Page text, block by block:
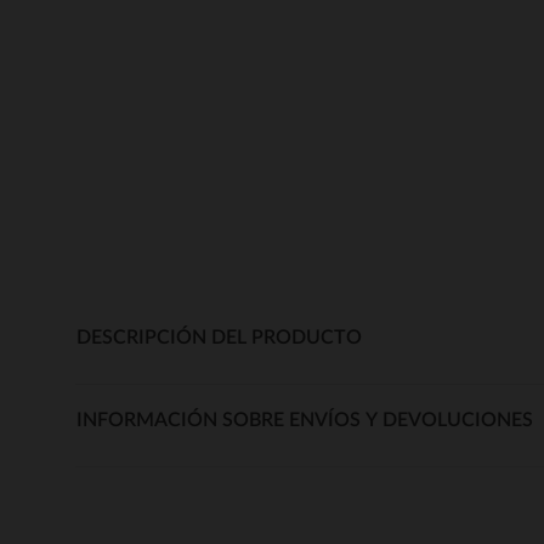
DESCRIPCIÓN DEL PRODUCTO
INFORMACIÓN SOBRE ENVÍOS Y DEVOLUCIONES